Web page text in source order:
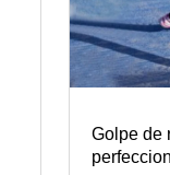
Golpe de